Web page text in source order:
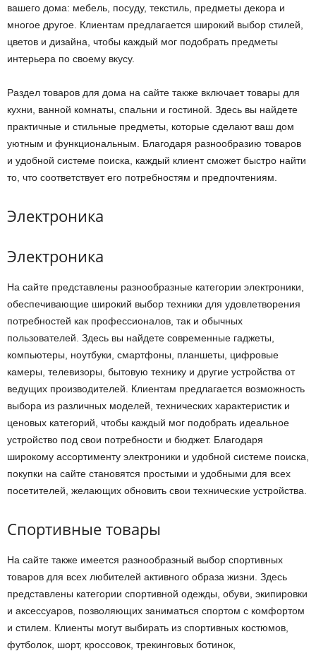
вашего дома: мебель, посуду, текстиль, предметы декора и
многое другое. Клиентам предлагается широкий выбор стилей,
цветов и дизайна, чтобы каждый мог подобрать предметы
интерьера по своему вкусу.
Раздел товаров для дома на сайте также включает товары для
кухни, ванной комнаты, спальни и гостиной. Здесь вы найдете
практичные и стильные предметы, которые сделают ваш дом
уютным и функциональным. Благодаря разнообразию товаров
и удобной системе поиска, каждый клиент сможет быстро найти
то, что соответствует его потребностям и предпочтениям.
Электроника
Электроника
На сайте представлены разнообразные категории электроники,
обеспечивающие широкий выбор техники для удовлетворения
потребностей как профессионалов, так и обычных
пользователей. Здесь вы найдете современные гаджеты,
компьютеры, ноутбуки, смартфоны, планшеты, цифровые
камеры, телевизоры, бытовую технику и другие устройства от
ведущих производителей. Клиентам предлагается возможность
выбора из различных моделей, технических характеристик и
ценовых категорий, чтобы каждый мог подобрать идеальное
устройство под свои потребности и бюджет. Благодаря
широкому ассортименту электроники и удобной системе поиска,
покупки на сайте становятся простыми и удобными для всех
посетителей, желающих обновить свои технические устройства.
Спортивные товары
На сайте также имеется разнообразный выбор спортивных
товаров для всех любителей активного образа жизни. Здесь
представлены категории спортивной одежды, обуви, экипировки
и аксессуаров, позволяющих заниматься спортом с комфортом
и стилем. Клиенты могут выбирать из спортивных костюмов,
футболок, шорт, кроссовок, трекинговых ботинок,